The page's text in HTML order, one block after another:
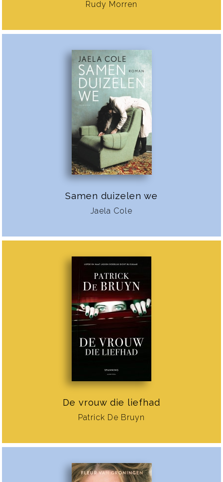
Rudy Morren
Samen duizelen we
Jaela Cole
De vrouw die liefhad
Patrick De Bruyn